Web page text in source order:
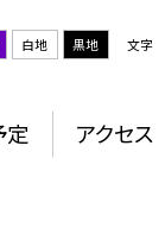
白地 黒地 文字
定 アクセス